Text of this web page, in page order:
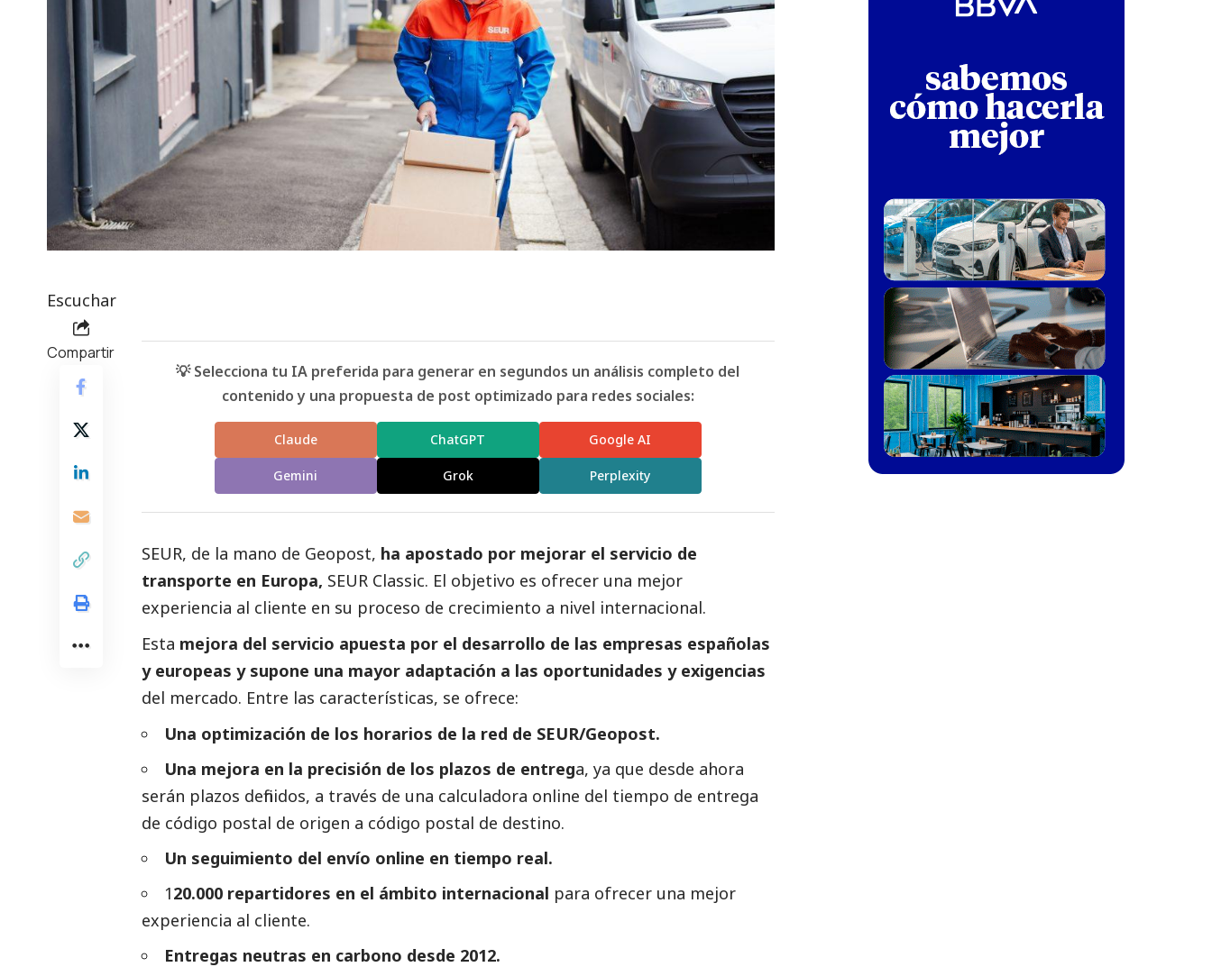
Escuchar
Compartir
💡 Selecciona tu IA preferida para generar en segundos un análisis completo del
contenido y una propuesta de post optimizado para redes sociales:
Claude ChatGPT Google AI
Gemini Grok Perplexity
SEUR, de la mano de Geopost, ha apostado por mejorar el servicio de
transporte en Europa, SEUR Classic. El objetivo es ofrecer una mejor
experiencia al cliente en su proceso de crecimiento a nivel internacional.
Esta mejora del servicio apuesta por el desarrollo de las empresas españolas
y europeas y supone una mayor adaptación a las oportunidades y exigencias
del mercado. Entre las características, se ofrece:
Una optimización de los horarios de la red de SEUR/Geopost.
Una mejora en la precisión de los plazos de entrega, ya que desde ahora
serán plazos definidos, a través de una calculadora online del tiempo de entrega
de código postal de origen a código postal de destino.
Un seguimiento del envío online en tiempo real.
120.000 repartidores en el ámbito internacional para ofrecer una mejor
experiencia al cliente.
Entregas neutras en carbono desde 2012.